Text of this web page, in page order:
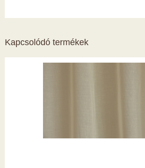
Kapcsolódó termékek